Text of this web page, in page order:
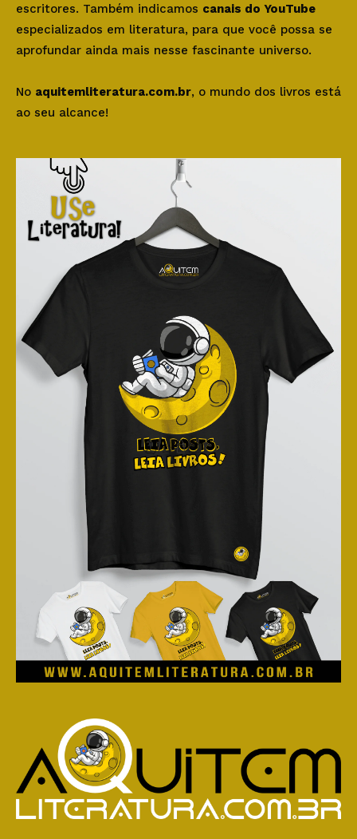
escritores. Também indicamos canais do YouTube
especializados em literatura, para que você possa se
aprofundar ainda mais nesse fascinante universo.
No aquitemliteratura.com.br, o mundo dos livros está
ao seu alcance!